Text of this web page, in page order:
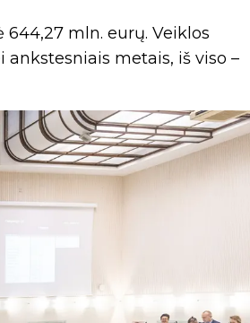
mln. eurų. Veiklos
metais, iš viso –